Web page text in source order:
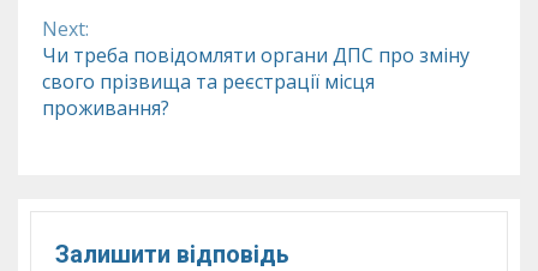
Next:
Чи треба повідомляти органи ДПС про зміну
свого прізвища та реєстрації місця
проживання?
Залишити відповідь